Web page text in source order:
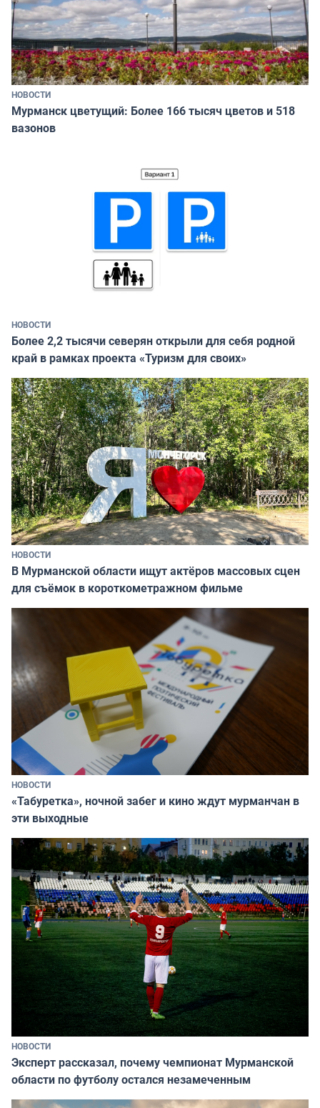
НОВОСТИ
Мурманск цветущий: Более 166 тысяч цветов и 518
вазонов
НОВОСТИ
Более 2,2 тысячи северян открыли для себя родной
край в рамках проекта «Туризм для своих»
НОВОСТИ
В Мурманской области ищут актёров массовых сцен
для съёмок в короткометражном фильме
НОВОСТИ
«Табуретка», ночной забег и кино ждут мурманчан в
эти выходные
НОВОСТИ
Эксперт рассказал, почему чемпионат Мурманской
области по футболу остался незамеченным